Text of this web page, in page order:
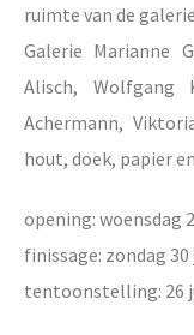
ruimte van de
Galerie Marianne
Alisch, Wolfgang
Achermann,
hout, doek, papier
opening: woensdag
finissage: zondag 30
tentoonstelling: 26